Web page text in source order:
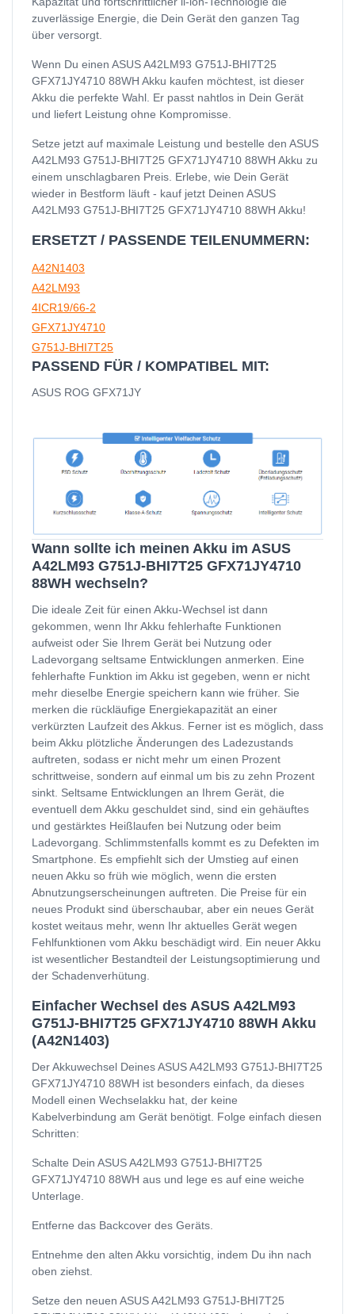
zuverlässige Energie, die Dein Gerät den ganzen Tag
über versorgt.
Wenn Du einen ASUS A42LM93 G751J-BHI7T25
GFX71JY4710 88WH Akku kaufen möchtest, ist dieser
Akku die perfekte Wahl. Er passt nahtlos in Dein Gerät
und liefert Leistung ohne Kompromisse.
Setze jetzt auf maximale Leistung und bestelle den ASUS
A42LM93 G751J-BHI7T25 GFX71JY4710 88WH Akku zu
einem unschlagbaren Preis. Erlebe, wie Dein Gerät
wieder in Bestform läuft - kauf jetzt Deinen ASUS
A42LM93 G751J-BHI7T25 GFX71JY4710 88WH Akku!
ERSETZT / PASSENDE TEILENUMMERN:
A42N1403
A42LM93
4ICR19/66-2
GFX71JY4710
G751J-BHI7T25
PASSEND FÜR / KOMPATIBEL MIT:
ASUS ROG GFX71JY
Wann sollte ich meinen Akku im ASUS
A42LM93 G751J-BHI7T25 GFX71JY4710
88WH wechseln?
Die ideale Zeit für einen Akku-Wechsel ist dann
gekommen, wenn Ihr Akku fehlerhafte Funktionen
aufweist oder Sie Ihrem Gerät bei Nutzung oder
Ladevorgang seltsame Entwicklungen anmerken. Eine
fehlerhafte Funktion im Akku ist gegeben, wenn er nicht
mehr dieselbe Energie speichern kann wie früher. Sie
merken die rückläufige Energiekapazität an einer
verkürzten Laufzeit des Akkus. Ferner ist es möglich, dass
beim Akku plötzliche Änderungen des Ladezustands
auftreten, sodass er nicht mehr um einen Prozent
schrittweise, sondern auf einmal um bis zu zehn Prozent
sinkt. Seltsame Entwicklungen an Ihrem Gerät, die
eventuell dem Akku geschuldet sind, sind ein gehäuftes
und gestärktes Heißlaufen bei Nutzung oder beim
Ladevorgang. Schlimmstenfalls kommt es zu Defekten im
Smartphone. Es empfiehlt sich der Umstieg auf einen
neuen Akku so früh wie möglich, wenn die ersten
Abnutzungserscheinungen auftreten. Die Preise für ein
neues Produkt sind überschaubar, aber ein neues Gerät
kostet weitaus mehr, wenn Ihr aktuelles Gerät wegen
Fehlfunktionen vom Akku beschädigt wird. Ein neuer Akku
ist wesentlicher Bestandteil der Leistungsoptimierung und
der Schadenverhütung.
Einfacher Wechsel des ASUS A42LM93
G751J-BHI7T25 GFX71JY4710 88WH Akku
(A42N1403)
Der Akkuwechsel Deines ASUS A42LM93 G751J-BHI7T25
GFX71JY4710 88WH ist besonders einfach, da dieses
Modell einen Wechselakku hat, der keine
Kabelverbindung am Gerät benötigt. Folge einfach diesen
Schritten:
Schalte Dein ASUS A42LM93 G751J-BHI7T25
GFX71JY4710 88WH aus und lege es auf eine weiche
Unterlage.
Entferne das Backcover des Geräts.
Entnehme den alten Akku vorsichtig, indem Du ihn nach
oben ziehst.
Setze den neuen ASUS A42LM93 G751J-BHI7T25